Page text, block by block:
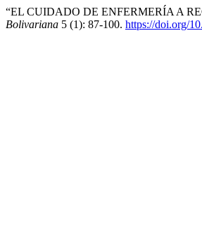
“EL CUIDADO DE ENFERMERÍA A
Bolivariana 5 (1): 87-100. https://doi.org/